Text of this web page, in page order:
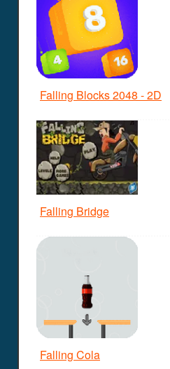
Falling Blocks 2048 - 2D
Falling Bridge
Falling Cola